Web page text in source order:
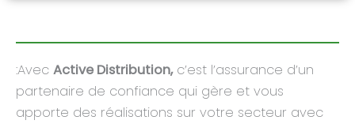
:Avec Active Distribution,c’est l’assurance d’un
partenaire de confiance qui gère et vous
apporte des réalisations sur votre secteur avec